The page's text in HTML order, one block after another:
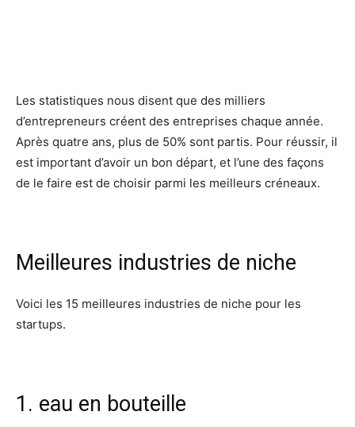
Les statistiques nous disent que des milliers
d’entrepreneurs créent des entreprises chaque année.
Après quatre ans, plus de 50% sont partis. Pour réussir, il
est important d’avoir un bon départ, et l’une des façons
de le faire est de choisir parmi les meilleurs créneaux.
Meilleures industries de niche
Voici les 15 meilleures industries de niche pour les
startups.
1. eau en bouteille